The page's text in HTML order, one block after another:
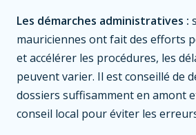
Les démarches administratives :
mauriciennes ont fait des efforts
et accélérer les procédures, les
peuvent varier. Il est conseillé de
dossiers suffisamment en amont
conseil local pour éviter les